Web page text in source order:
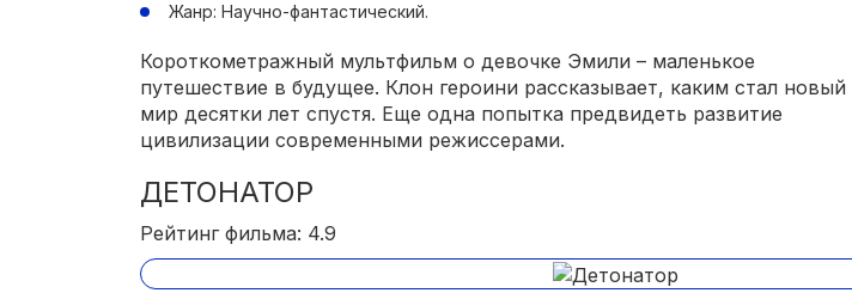
Жанр: Научно-фантастический.
Короткометражный мультфильм о девочке Эмили – маленькое
путешествие в будущее. Клон героини рассказывает, каким стал новый
мир десятки лет спустя. Еще одна попытка предвидеть развитие
цивилизации современными режиссерами.
ДЕТОНАТОР
Рейтинг фильма: 4.9